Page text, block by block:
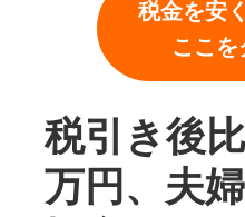
税金を安
ここ
税引き後
万円、夫